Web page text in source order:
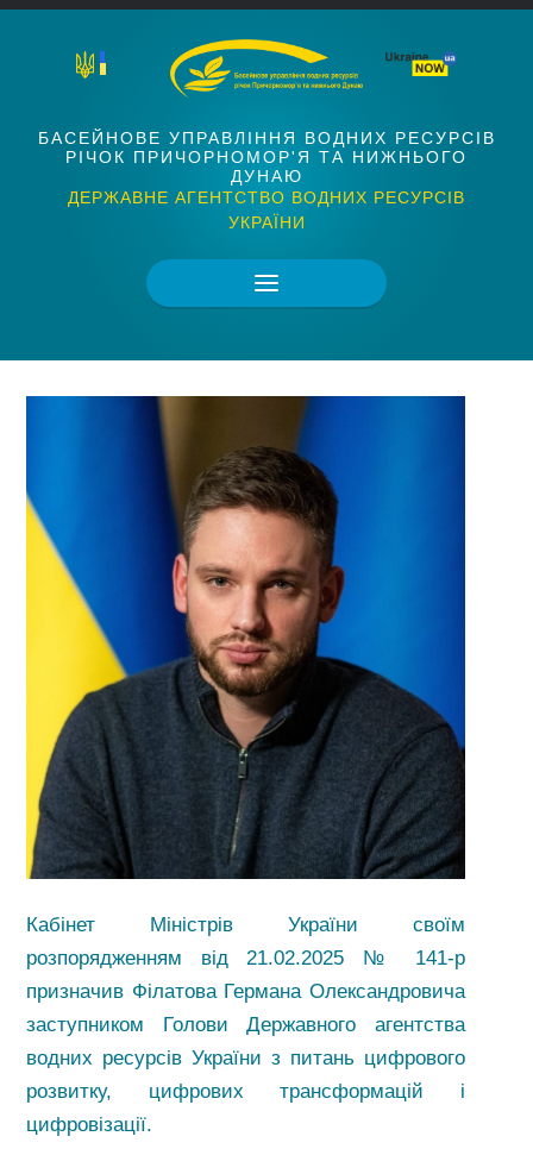
БАСЕЙНОВЕ УПРАВЛІННЯ ВОДНИХ РЕСУРСІВ
РІЧОК ПРИЧОРНОМОР'Я ТА НИЖНЬОГО
ДУНАЮ
ДЕРЖАВНЕ АГЕНТСТВО ВОДНИХ РЕСУРСІВ
УКРАЇНИ
Кабінет Міністрів України своїм
розпорядженням від 21.02.2025 № 141-р
призначив Філатова Германа Олександровича
заступником Голови Державного агентства
водних ресурсів України з питань цифрового
розвитку, цифрових трансформацій і
цифровізації.